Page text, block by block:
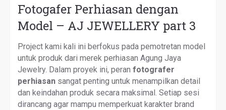
Fotogafer Perhiasan dengan
Model – AJ JEWELLERY part 3
Project kami kali ini berfokus pada pemotretan model
untuk produk dari merek perhiasan Agung Jaya
Jewelry. Dalam proyek ini, peran fotografer
perhiasan sangat penting untuk menampilkan detail
dan keindahan produk secara maksimal. Setiap sesi
dirancang agar mampu memperkuat karakter brand